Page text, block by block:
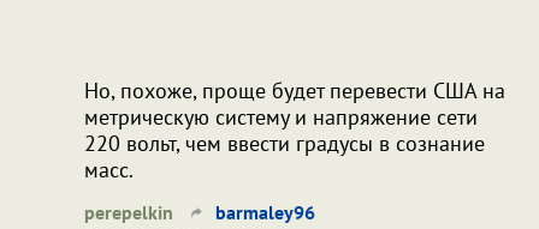
Но, похоже, проще будет перевести США на
метрическую систему и напряжение сети
220 вольт, чем ввести градусы в сознание
масс.
perepelkin barmaley96